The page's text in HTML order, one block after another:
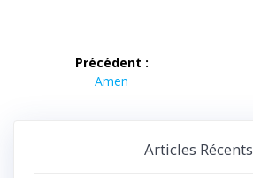
Navigation
Précédent :
Article
Amen
Articles Récents